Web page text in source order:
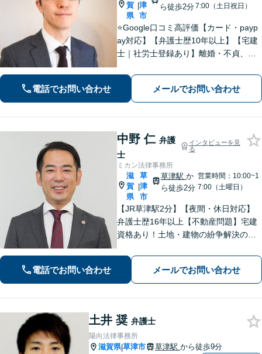
賀
県
|津
市
ら徒歩2分7:00（土日祝日）
⭐️Google口コミ高評価【カード・payp
ay対応】【弁護士歴10年以上】【宅建
士｜社労士登録あり】離婚・不貞、破
リラックスしてお越しください。丁寧
にお話をお聴きします【草津駅2分｜駐
車場あり】【土日祝対応】
電話でお問い合わせ メールでお問い合わせ
中野 仁 弁護
士
インタビューを見
る
ミカン法律事務所
滋
賀
県
|
草
津
市
草津駅 か
ら徒歩2分
営業時間：10:00~1
7:00（土曜日）
【JR草津駅2分】【夜間・休日対応】
弁護士歴16年以上【不動産問題】宅建
資格あり！土地・建物の紛争解決の経
トラブル／住宅ローン絡みの財産分与
の解決【法人破産】会社破産に注力
【相続】相続問題に関する経験多数、
遺産分割
電話でお問い合わせ メールでお問い合わせ
土井 奨 弁護士
陽向法律事務所
滋賀県|草津市 草津駅 から徒歩9分